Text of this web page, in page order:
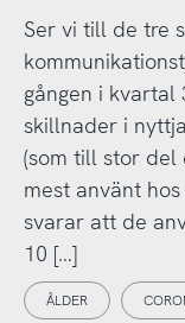
Ser vi till de tre
gången i kvartal
skillnader i
(som till stor del
mest använt
svarar att de
10 […]
ÅLDER